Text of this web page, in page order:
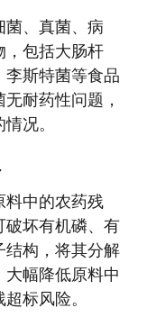
菌、真菌、病
，包括大肠杆
斯特菌等食品
耐药性问题，
况。
料中的农药残
破坏有机磷、有
结构，将其分解
幅降低原料中
标风险。